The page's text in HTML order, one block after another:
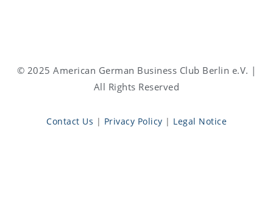
© 2025 American German Business Club Berlin e.V. |
All Rights Reserved
Contact Us | Privacy Policy | Legal Notice